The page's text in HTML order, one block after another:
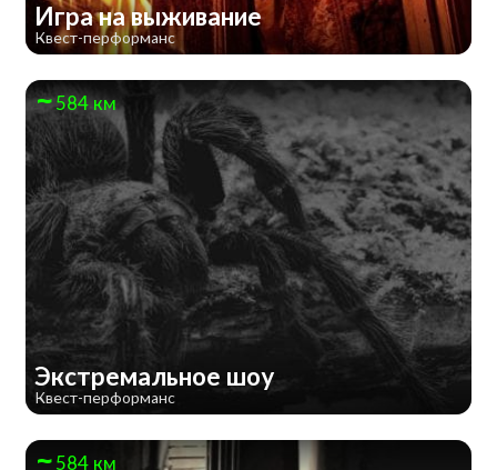
Игра на выживание
Квест-перформанс
584 км
Экстремальное шоу
Квест-перформанс
584 км